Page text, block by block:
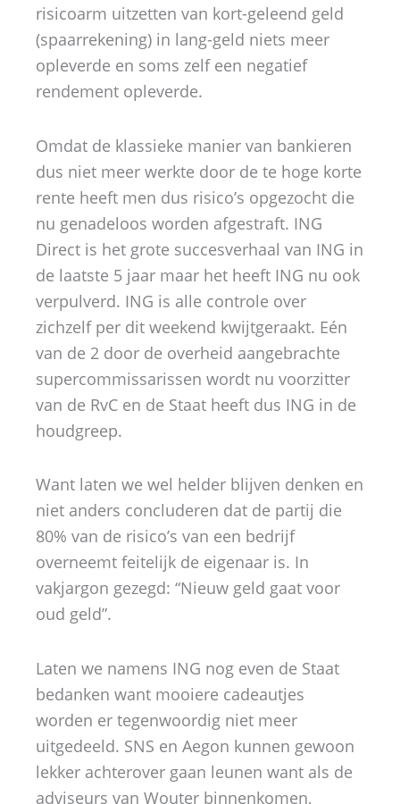
risicoarm uitzetten van kort-geleend geld
(spaarrekening) in lang-geld niets meer
opleverde en soms zelf een negatief
rendement opleverde.
Omdat de klassieke manier van bankieren
dus niet meer werkte door de te hoge korte
rente heeft men dus risico’s opgezocht die
nu genadeloos worden afgestraft. ING
Direct is het grote succesverhaal van ING in
de laatste 5 jaar maar het heeft ING nu ook
verpulverd. ING is alle controle over
zichzelf per dit weekend kwijtgeraakt. Eén
van de 2 door de overheid aangebrachte
supercommissarissen wordt nu voorzitter
van de RvC en de Staat heeft dus ING in de
houdgreep.
Want laten we wel helder blijven denken en
niet anders concluderen dat de partij die
80% van de risico’s van een bedrijf
overneemt feitelijk de eigenaar is. In
vakjargon gezegd: “Nieuw geld gaat voor
oud geld”.
Laten we namens ING nog even de Staat
bedanken want mooiere cadeautjes
worden er tegenwoordig niet meer
uitgedeeld. SNS en Aegon kunnen gewoon
lekker achterover gaan leunen want als de
adviseurs van Wouter binnenkomen,